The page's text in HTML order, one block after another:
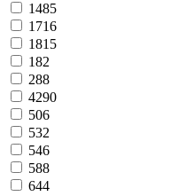
1485
1716
1815
182
288
4290
506
532
546
588
644